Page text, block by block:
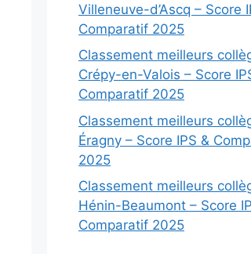
Villeneuve-d’Ascq – Score
Comparatif 2025
Classement meilleurs
Crépy-en-Valois – Score
Comparatif 2025
Classement meilleurs
Éragny – Score IPS &
2025
Classement meilleurs
Hénin-Beaumont – Score
Comparatif 2025